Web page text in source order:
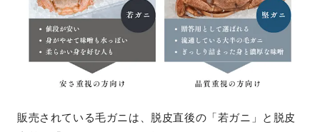
販売されている毛ガニは、脱皮直後の「若ガニ」と脱皮